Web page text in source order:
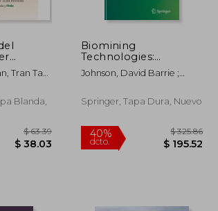
de
Tran Tan
Blanda,
$ 38.03
Biomining
Technologies:
Extracting and
Recovering Metals
(en Inglés)
Johnson, David Barrie ;
Schlömann, Michael
Springer, Tapa Dura, Nuevo